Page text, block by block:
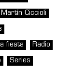
Martín Ciccioli
fiesta Radio
Series